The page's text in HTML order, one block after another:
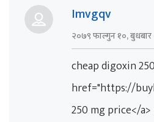
Imvgqv
२०७९ फाल्गुन १०,
cheap digoxin
href="https://
250 mg price</